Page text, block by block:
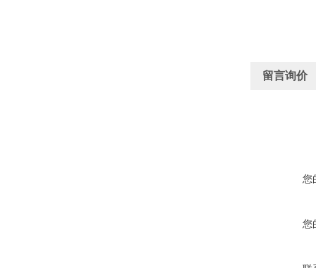
留言询价
您
您